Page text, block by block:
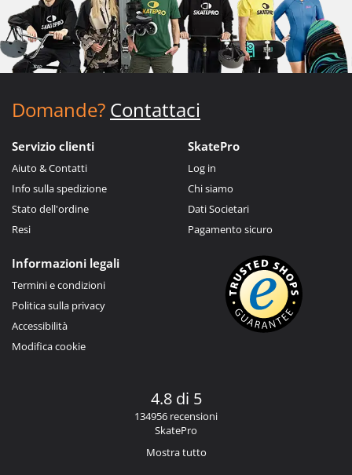
Domande? Contattaci
Servizio clienti
Aiuto & Contatti
Info sulla spedizione
Stato dell'ordine
Resi
SkatePro
Log in
Chi siamo
Dati Societari
Pagamento sicuro
Informazioni legali
Termini e condizioni
Politica sulla privacy
Accessibilità
Modifica cookie
4.8 di 5
134956 recensioni
SkatePro
Mostra tutto